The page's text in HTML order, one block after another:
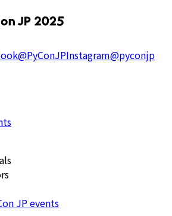
@PyConJPInstagram@pyconjp
JP events